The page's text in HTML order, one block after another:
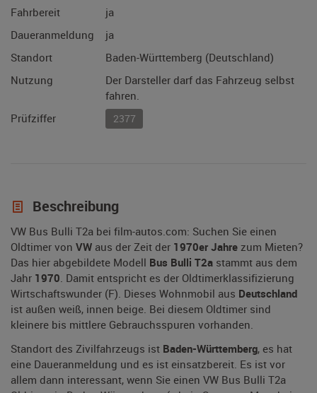
Fahrbereit
ja
Daueranmeldung
ja
Standort
Baden-Württemberg (Deutschland)
Nutzung
Der Darsteller darf das Fahrzeug selbst
fahren.
Prüfziffer
2377
Beschreibung
VW Bus Bulli T2a bei film-autos.com: Suchen Sie einen
Oldtimer von VW aus der Zeit der 1970er Jahre zum Mieten?
Das hier abgebildete Modell Bus Bulli T2a stammt aus dem
Jahr 1970. Damit entspricht es der Oldtimerklassifizierung
Wirtschaftswunder (F). Dieses Wohnmobil aus Deutschland
ist außen weiß, innen beige. Bei diesem Oldtimer sind
kleinere bis mittlere Gebrauchsspuren vorhanden.
Standort des Zivilfahrzeugs ist Baden-Württemberg, es hat
eine Daueranmeldung und es ist einsatzbereit. Es ist vor
allem dann interessant, wenn Sie einen VW Bus Bulli T2a